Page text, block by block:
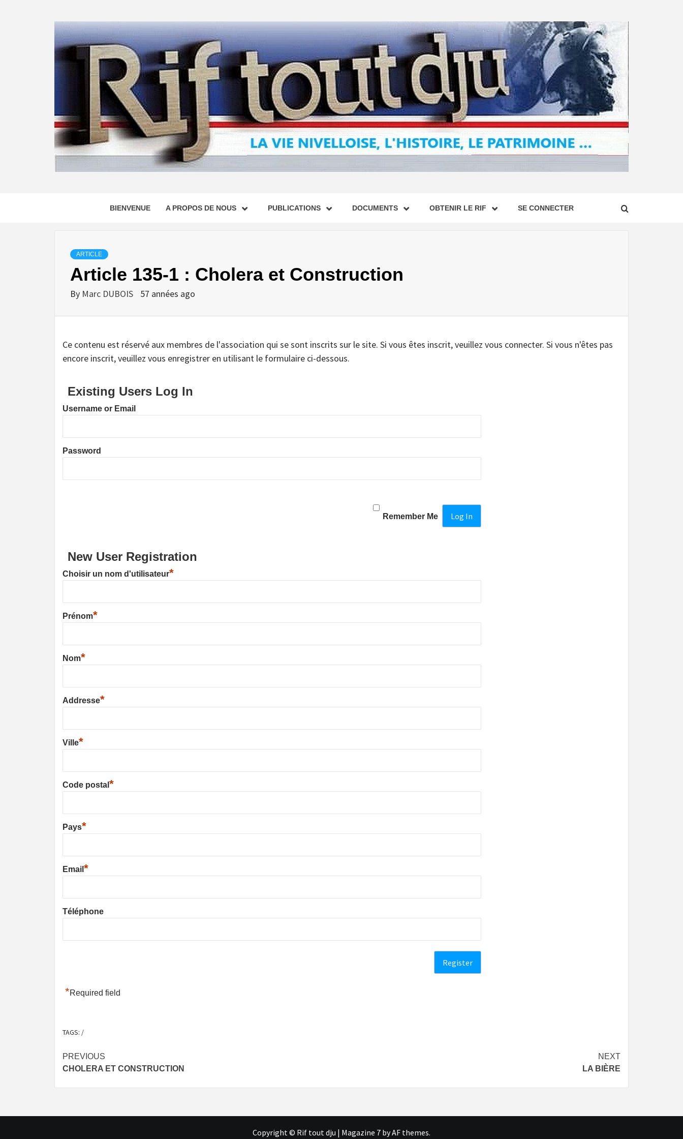
BIENVENUE A PROPOS DE NOUS PUBLICATIONS DOCUMENTS OBTENIR LE RIF SE CONNECTER
ARTICLE
Article 135-1 : Cholera et Construction
By Marc DUBOIS 57 années ago
Ce contenu est réservé aux membres de l'association qui se sont inscrits sur le site. Si vous êtes inscrit, veuillez vous connecter. Si vous n'êtes pas
encore inscrit, veuillez vous enregistrer en utilisant le formulaire ci-dessous.
Existing Users Log In
Username or Email
Password
Remember Me
New User Registration
Choisir un nom d'utilisateur*
Prénom*
Nom*
Addresse*
Ville*
Code postal *
Pays*
Email *
Téléphone
*Required field
TAGS: /
Post
navigation
PREVIOUS
CHOLERA ET CONSTRUCTION
NEXT
LA BIÈRE
Copyright © Rif tout dju | Magazine 7 by AF themes.